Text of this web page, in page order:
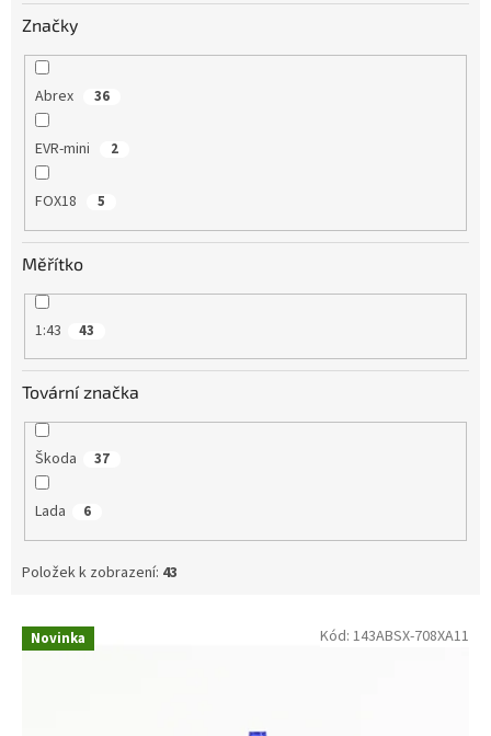
Značky
Abrex 36
EVR-mini 2
FOX18 5
Měřítko
1:43 43
Tovární značka
Škoda 37
Lada 6
Položek k zobrazení: 43
V Novinka Kód: 143ABSX-708XA11